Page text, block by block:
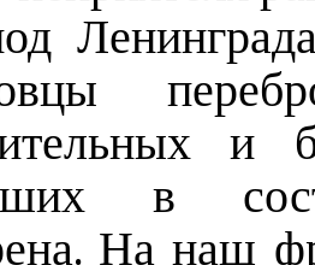
и
в
На наш